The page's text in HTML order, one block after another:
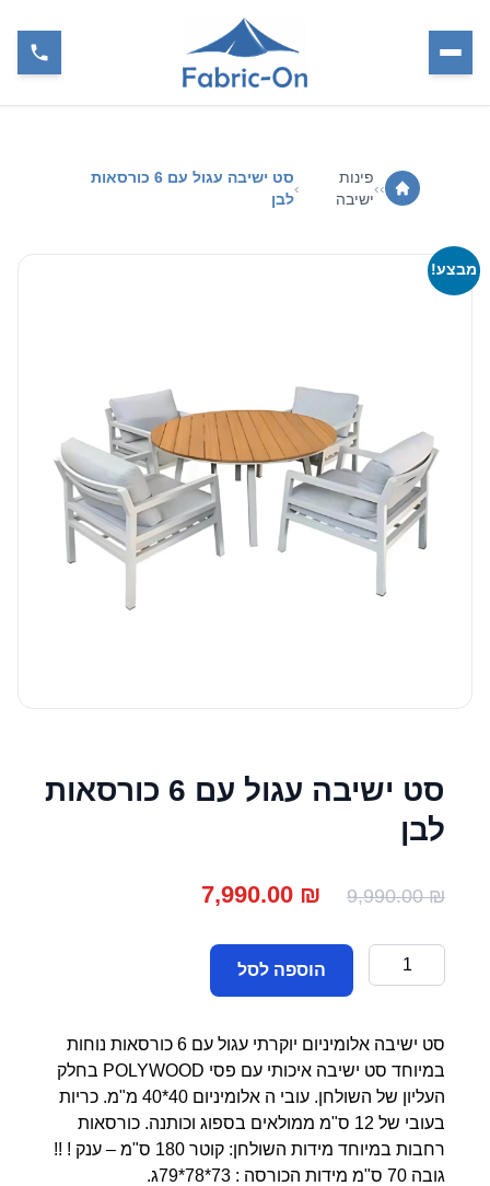
›
›
פינות
ישיבה
›
סט ישיבה עגול עם 6 כורסאות
לבן
מבצע!
סט ישיבה עגול עם 6 כורסאות
לבן
9,990.00₪
המחיר
היה:
9,990.00 ₪.
7,990.00 ₪
כמות
של
ישיבה
עגול
עם
6
כורסאות
לבן
הוספה לסל
סט ישיבה אלומיניום יוקרתי עגול עם 6 כורסאות נוחות
במיוחד סט ישיבה איכותי עם פסי POLYWOOD בחלק
העליון של השולחן. עובי ה אלומיניום 40*40 מ"מ. כריות
בעובי של 12 ס"מ ממולאים בספוג וכותנה. כורסאות
רחבות במיוחד מידות השולחן: קוטר 180 ס"מ – ענק ! !!
גובה 70 ס"מ מידות הכורסה : 73*78*79ג.